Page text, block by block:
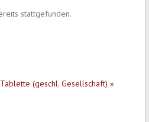
stattgefunden.
(geschl. Gesellschaft) »